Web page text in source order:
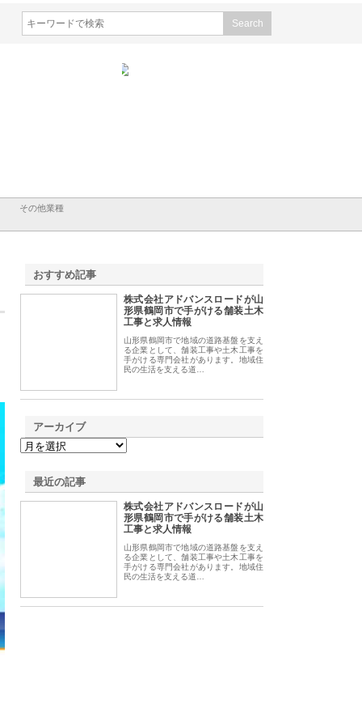
その他業種
おすすめ記事
株式会社アドバンスロードが山
形県鶴岡市で手がける舗装土木
工事と求人情報
山形県鶴岡市で地域の道路基盤を支え
る企業として、舗装工事や土木工事を
手がける専門会社があります。地域住
民の生活を支える道…
アーカイブ
最近の記事
株式会社アドバンスロードが山
形県鶴岡市で手がける舗装土木
工事と求人情報
山形県鶴岡市で地域の道路基盤を支え
る企業として、舗装工事や土木工事を
手がける専門会社があります。地域住
民の生活を支える道…